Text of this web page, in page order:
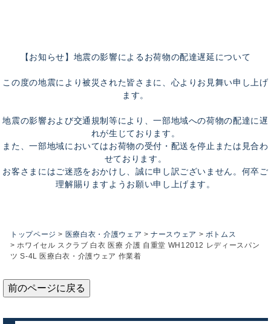
【お知らせ】地震の影響によるお荷物の配達遅延について
この度の地震により被災された皆さまに、心よりお見舞い申し上げ
ます。
地震の影響および交通規制等により、一部地域への荷物の配達に遅
れが生じております。
また、一部地域においてはお荷物の受付・配送を停止または見合わ
せております。
お客さまにはご迷惑をおかけし、誠に申し訳ございません。何卒ご
理解賜りますようお願い申し上げます。
トップページ 医療白衣・介護ウェア ナースウェア
ボトムス
ホワイセル スクラブ 白衣 医療 介護 自重堂 WH12012 レディースパン
ツ S-4L 医療白衣・介護ウェア 作業着
前のページに戻る